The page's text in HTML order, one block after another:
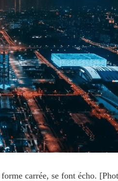
carrée, se font écho.